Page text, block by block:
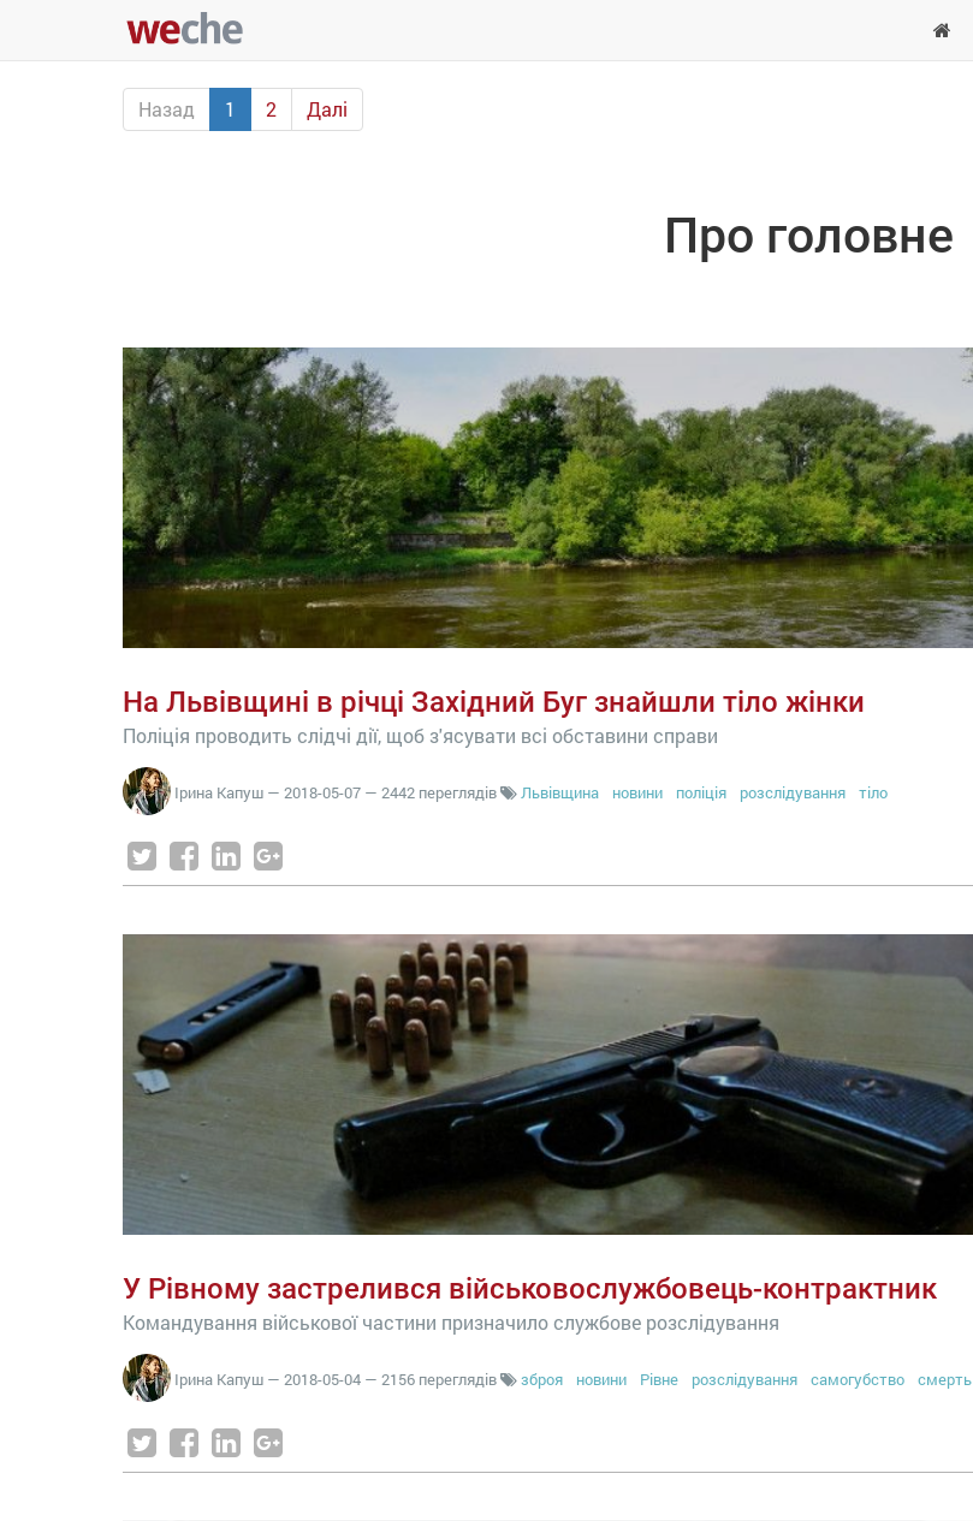
Назад 1 2 Далі
Про головне
На Львівщині в річці Західний Буг знайшли тіло жінки
Поліція проводить слідчі дії, щоб з'ясувати всі обставини справи
Ірина Капуш — 2018-05-07 — 2442 переглядів Львівщина новини поліція розслідування тіло
У Рівному застрелився військовослужбовець-контрактник
Командування військової частини призначило службове розслідування
Ірина Капуш — 2018-05-04 — 2156 переглядів зброя новини Рівне розслідування самогубство смерть